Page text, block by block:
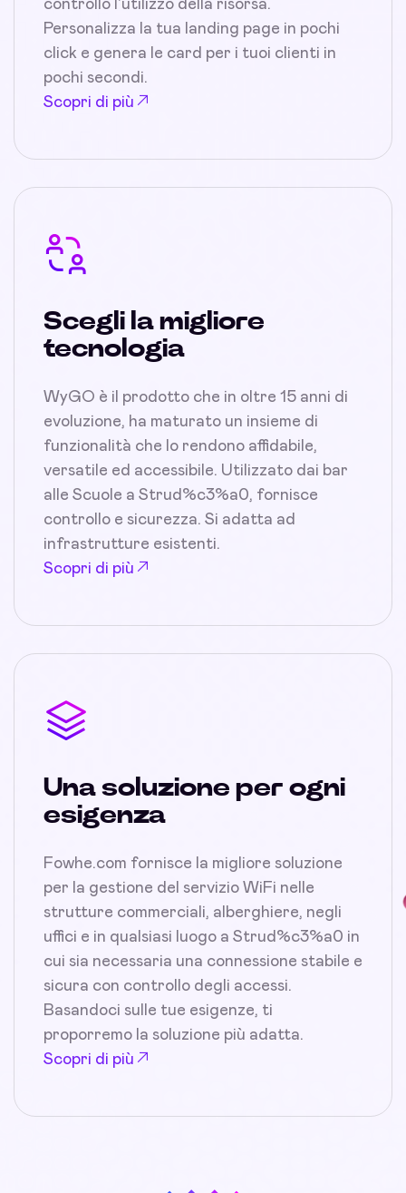
controllo l'utilizzo della risorsa.
Personalizza la tua landing page in pochi
click e genera le card per i tuoi clienti in
pochi secondi.
Scopri di più
Scegli la migliore
tecnologia
WyGO è il prodotto che in oltre 15 anni di
evoluzione, ha maturato un insieme di
funzionalità che lo rendono affidabile,
versatile ed accessibile. Utilizzato dai bar
alle Scuole a Strud%c3%a0, fornisce
controllo e sicurezza. Si adatta ad
infrastrutture esistenti.
Scopri di più
Una soluzione per ogni
esigenza
Fowhe.com fornisce la migliore soluzione
per la gestione del servizio WiFi nelle
strutture commerciali, alberghiere, negli
uffici e in qualsiasi luogo a Strud%c3%a0 in
cui sia necessaria una connessione stabile e
sicura con controllo degli accessi.
Basandoci sulle tue esigenze, ti
proporremo la soluzione più adatta.
Scopri di più